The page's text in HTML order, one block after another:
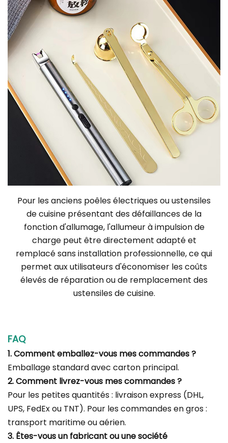
Pour les anciens poêles électriques ou ustensiles
de cuisine présentant des défaillances de la
fonction d'allumage, l'allumeur à impulsion de
charge peut être directement adapté et
remplacé sans installation professionnelle, ce qui
permet aux utilisateurs d'économiser les coûts
élevés de réparation ou de remplacement des
ustensiles de cuisine.
FAQ
1. Comment emballez-vous mes commandes ?
Emballage standard avec carton principal.
2. Comment livrez-vous mes commandes ?
Pour les petites quantités : livraison express (DHL,
UPS, FedEx ou TNT). Pour les commandes en gros :
transport maritime ou aérien.
3. Êtes-vous un fabricant ou une société